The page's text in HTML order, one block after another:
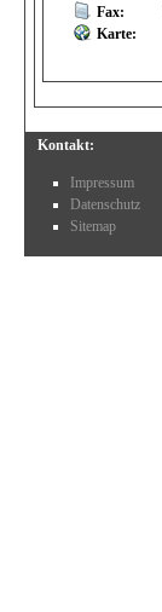
Fax:
Karte:
Kontakt:
Impressum
Datenschutz
Sitemap